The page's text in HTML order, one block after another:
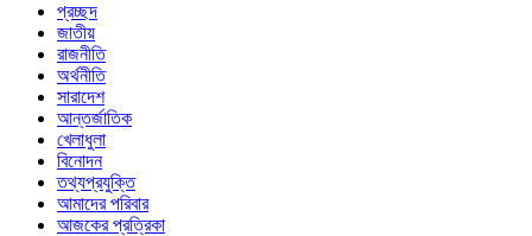
প্রচ্ছদ
জাতীয়
রাজনীতি
অর্থনীতি
সারাদেশ
আন্তর্জাতিক
খেলাধুলা
বিনোদন
তথ্যপ্রযুক্তি
আমাদের পরিবার
আজকের প্রত্রিকা